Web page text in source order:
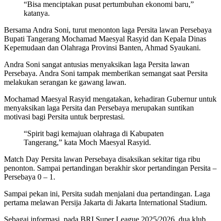
“Bisa menciptakan pusat pertumbuhan ekonomi baru,”
katanya.
Bersama Andra Soni, turut menonton laga Persita lawan Persebaya
Bupati Tangerang Mochamad Maesyal Rasyid dan Kepala Dinas
Kepemudaan dan Olahraga Provinsi Banten, Ahmad Syaukani.
Andra Soni sangat antusias menyaksikan laga Persita lawan
Persebaya. Andra Soni tampak memberikan semangat saat Persita
melakukan serangan ke gawang lawan.
Mochamad Maesyal Rasyid mengatakan, kehadiran Gubernur untuk
menyaksikan laga Persita dan Persebaya merupakan suntikan
motivasi bagi Persita untuk berprestasi.
“Spirit bagi kemajuan olahraga di Kabupaten
Tangerang,” kata Moch Maesyal Rasyid.
Match Day Persita lawan Persebaya disaksikan sekitar tiga ribu
penonton. Sampai pertandingan berakhir skor pertandingan Persita –
Persebaya 0 – 1.
Sampai pekan ini, Persita sudah menjalani dua pertandingan. Laga
pertama melawan Persija Jakarta di Jakarta International Stadium.